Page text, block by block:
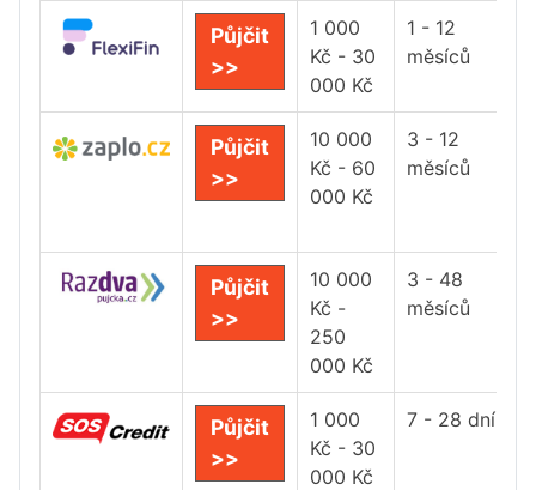
Půjčit
>>
1 000
Kč - 30
000 Kč
1 - 12
měsíců
Půjčit
>>
10 000
Kč - 60
000 Kč
3 - 12
měsíců
Půjčit
>>
10 000
Kč -
250
000 Kč
3 - 48
měsíců
Půjčit
>>
1 000
Kč - 30
000 Kč
7 - 28 dní